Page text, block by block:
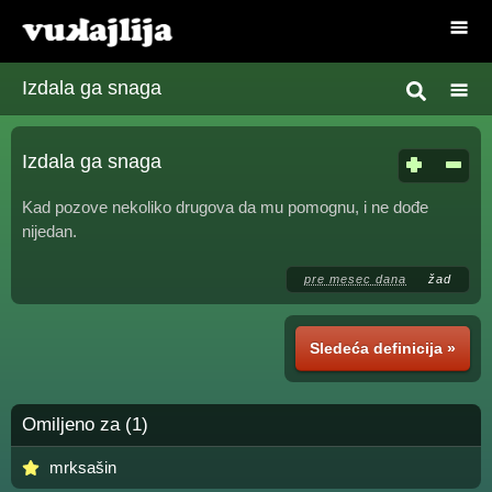
Izdala ga snaga
Izdala ga snaga
Kad pozove nekoliko drugova da mu pomognu, i ne dođe
nijedan.
pre mesec dana žad
Sledeća definicija »
Omiljeno za (1)
mrksašin